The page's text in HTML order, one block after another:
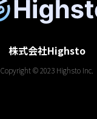
株式会社Highsto
Copyright © 2023 Highsto Inc.